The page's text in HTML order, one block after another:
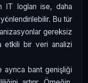
IT logları ise, daha
Bu tür
gereksiz
etkili bir veri analizi
ayrıca bant genişliği